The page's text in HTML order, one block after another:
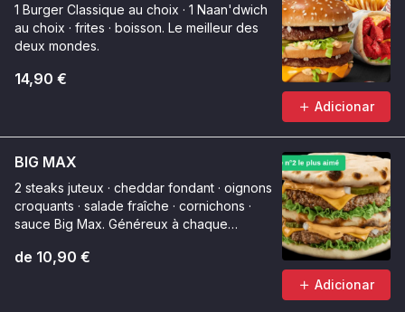
1 Burger Classique au choix · 1 Naan'dwich
au choix · frites · boisson. Le meilleur des
deux mondes.
14,90 €
Adicionar
BIG MAX
2 steaks juteux · cheddar fondant · oignons
croquants · salade fraîche · cornichons ·
sauce Big Max. Généreux à chaque
de 10,90 €
Adicionar